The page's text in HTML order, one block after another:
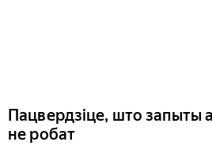
Пацвердзіце, што запыты
не робат